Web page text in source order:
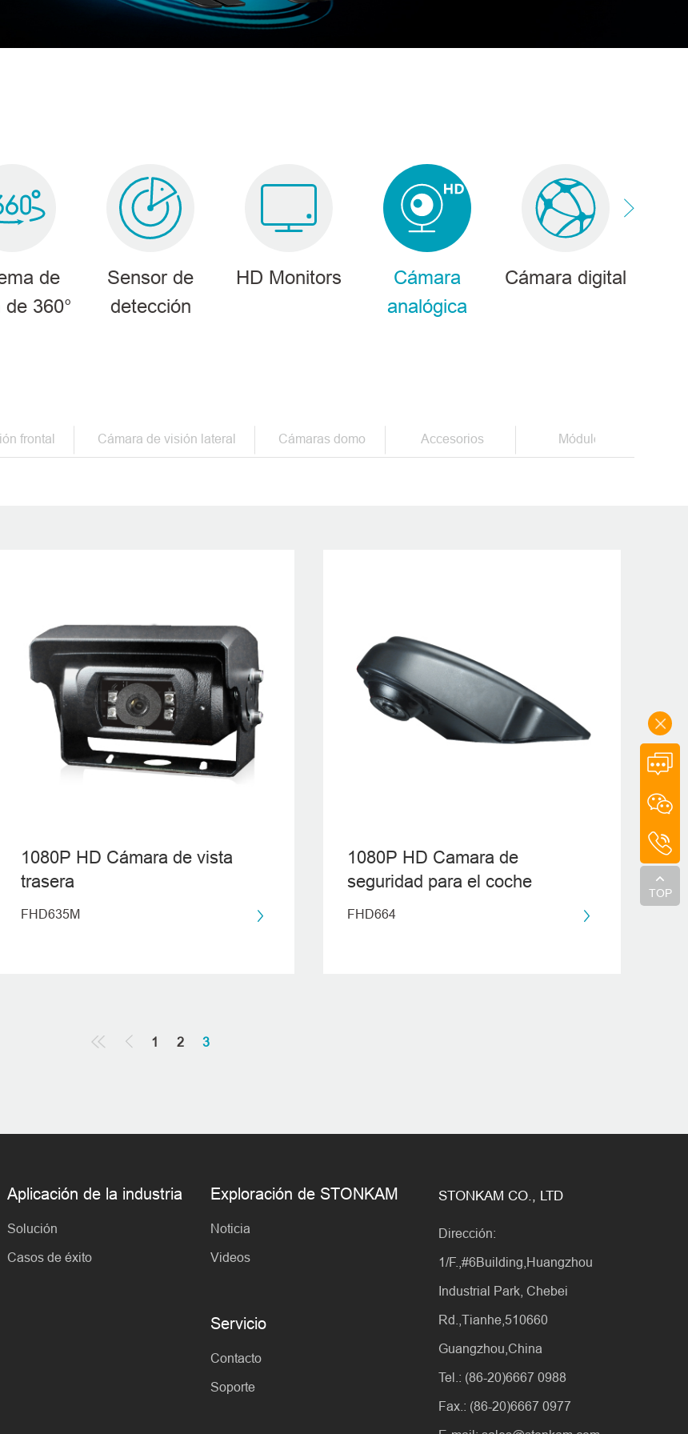
TOP
Productos
de
360°
Sensor de
detección
HD Monitors
Cámara
analógica
Cámara digital
frontal Cámara de visión lateral Cámaras domo Accesorios Módulos
1080P HD Cámara de vista
trasera
FHD635M
1080P HD Camara de
seguridad para el coche
FHD664
1 2 3
Aplicación de la industria
Solución
Casos de éxito
Exploración de STONKAM
Noticia
Videos
Servicio
Contacto
Soporte
STONKAM CO., LTD
Dirección:
1/F.,#6Building,Huangzhou
Industrial Park, Chebei
Rd.,Tianhe,510660
Guangzhou,China
Tel.: (86-20)6667 0988
Fax.: (86-20)6667 0977